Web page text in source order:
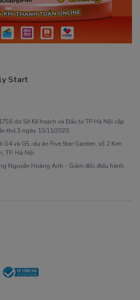
Start
do Sở Kế hoạch và Đầu tư TP Hà Nội cấp
thứ 3 ngày 13/11/2020
G4 và G5, dự án Five Star Garden, số 2 Kim
TP. Hà Nội
Nguyễn Hoàng Anh - Giám đốc điều hành